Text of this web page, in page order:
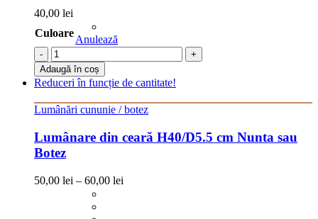
40,00 lei
Culoare
Anulează
-
+
Adaugă în coș
Reduceri în funcție de cantitate!
Lumânări cununie / botez
Lumânare din ceară H40/D5.5 cm Nunta sau
Botez
50,00 lei – 60,00 lei